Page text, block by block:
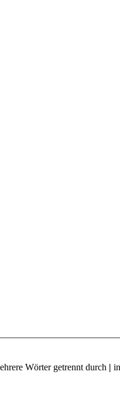
Wörter getrennt durch |